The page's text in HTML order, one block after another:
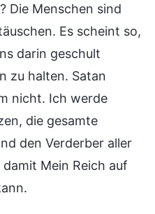
Die Menschen sind
Es scheint so,
darin geschult
zu halten. Satan
nicht. Ich werde
die gesamte
den Verderber aller
Mein Reich auf